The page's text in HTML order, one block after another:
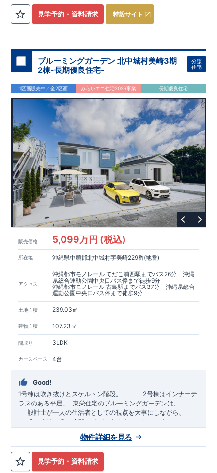
大宮営業所へまずはお気軽にお電話ください♪
お電話なら素早くご相談等の日程調整が可能です
【TEL：0120-0038-63】 （ 9:30～18:30火曜、水曜休み）
見学予約・資料請求 特設サイト
ブルーミングガーデン 北中城村美崎3期
2棟-長期優良住宅-
分譲
住宅
1区画販売中／全2区画 みらいエコ住宅2026事業 長期優良住宅
販売価格 5,099万円 (税込)
所在地 沖縄県中頭郡北中城村字美崎229番(地番)
アクセス
沖縄都市モノレール てだこ浦西駅までバス26分 沖縄
県総合運動公園中央口バス停まで徒歩9分
沖縄都市モノレール 古島駅までバス37分 沖縄県総合
運動公園中央口バス停まで徒歩9分
土地面積 239.03㎡
建物面積 107.23㎡
間取り 3LDK
カースペース 4台
Good!
1号棟は吹き抜けとスケルトン階段。
​2号棟はインナーテ
ラスのある平屋。
​ ​東栄住宅のブルーミングガーデンは、
設計士が一人の生活者としての視点を大事にしながら、
住み心地の良い空間アイデアをカタチにしています。
TEL:098-860-2201（火・水曜日定休日、年末年始休み）
■オプションではありません！全棟標準搭載
見学予約・資料請求
物件詳細を見る